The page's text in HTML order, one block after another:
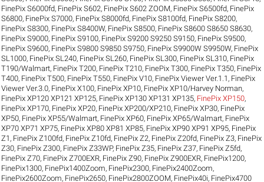
FinePix S6000fd, FinePix S602, FinePix S602 ZOOM, FinePix S6500fd, FinePix
S6800, FinePix S7000, FinePix S8000fd, FinePix S8100fd, FinePix S8200,
FinePix S8300, FinePix S8400W, FinePix S8500, FinePix S8600 S8650 S8630,
FinePix S9000, FinePix S9100, FinePix S9200 S9250 S9150, FinePix S9500,
FinePix S9600, FinePix S9800 S9850 S9750, FinePix S9900W S9950W, FinePix
SL1000, FinePix SL240, FinePix SL260, FinePix SL300, FinePix SL310, FinePix
T190/Walmart, FinePix T200, FinePix T210, FinePix T300, FinePix T350, FinePix
T400, FinePix T500, FinePix T550, FinePix V10, FinePix Viewer Ver.1.1 , FinePix
Viewer Ver.3.0, FinePix X100, FinePix XP10, FinePix XP10/Harvey Norman,
FinePix XP120 XP121 XP125, FinePix XP130 XP131 XP135, FinePix XP150,
FinePix XP170, FinePix XP20, FinePix XP200/XP210, FinePix XP30, FinePix
XP50, FinePix XP55/Walmart, FinePix XP60, FinePix XP65/Walmart, FinePix
XP70 XP71 XP75, FinePix XP80 XP81 XP85, FinePix XP90 XP91 XP95, FinePix
Z1 , FinePix Z100fd, FinePix Z10fd, FinePix Z2, FinePix Z20fd, FinePix Z3, FinePix
Z30, FinePix Z300, FinePix Z33WP, FinePix Z35, FinePix Z37, FinePix Z5fd,
FinePix Z70, FinePix Z700EXR, FinePix Z90, FinePix Z900EXR, FinePix1200,
FinePix1300, FinePix1400Zoom, FinePix2300, FinePix2400Zoom,
FinePix2600Zoom, FinePix2650, FinePix2800ZOOM, FinePix40i, FinePix4700